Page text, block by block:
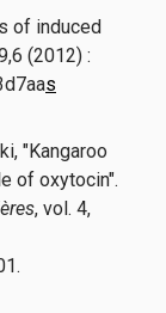
of induced
(2012) :
s
"Kangaroo
of oxytocin".
, vol. 4,